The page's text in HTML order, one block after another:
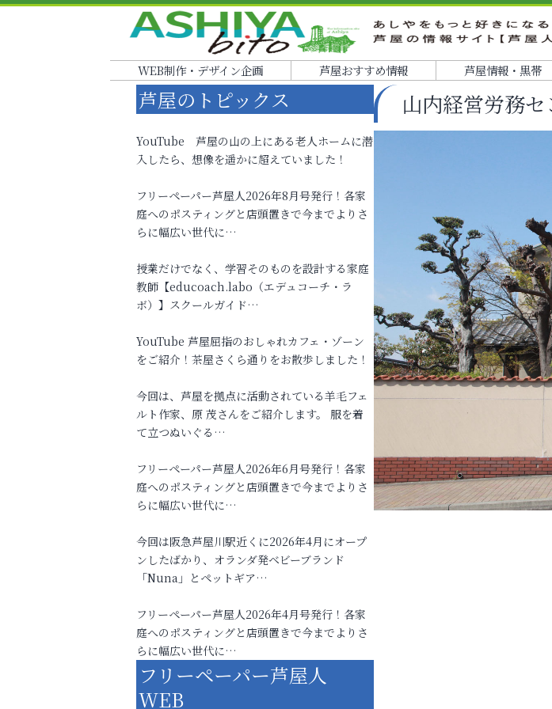
WEB制作・デザイン企画 芦屋おすすめ情報 芦屋情報・黒帯
山内経営労務セ
芦屋のトピックス
YouTube 芦屋の山の上にある老人ホームに潜
入したら、想像を遥かに超えていました！
フリーペーパー芦屋人2026年8月号発行！各家
庭へのポスティングと店頭置きで今までよりさ
らに幅広い世代に…
授業だけでなく、学習そのものを設計する家庭
教師【educoach.labo（エデュコーチ・ラ
ボ）】スクールガイド…
YouTube 芦屋屈指のおしゃれカフェ・ゾーン
をご紹介！茶屋さくら通りをお散歩しました！
今回は、芦屋を拠点に活動されている羊毛フェ
ルト作家、原 茂さんをご紹介します。 服を着
て立つぬいぐる…
フリーペーパー芦屋人2026年6月号発行！各家
庭へのポスティングと店頭置きで今までよりさ
らに幅広い世代に…
今回は阪急芦屋川駅近くに2026年4月にオープ
ンしたばかり、オランダ発ベビーブランド
「Nuna」とペットギア…
フリーペーパー芦屋人2026年4月号発行！各家
庭へのポスティングと店頭置きで今までよりさ
らに幅広い世代に…
フリーペーパー芦屋人
WEB